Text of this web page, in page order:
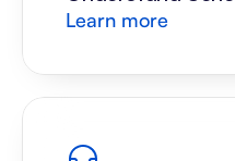
Learn more